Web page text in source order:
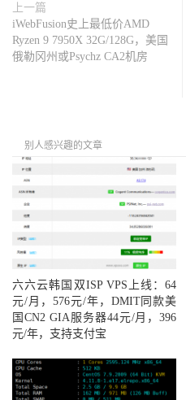
上一篇
iWebFusion史上最低价AMD
Ryzen 9 7950X 32G/128G，美国
俄勒冈州或Psychz CA2机房
别人感兴趣的文章
六六云韩国双ISP VPS上线：64
元/月，576元/年，DMIT同款美
国CN2 GIA服务器44元/月，396
元/年，支持支付宝